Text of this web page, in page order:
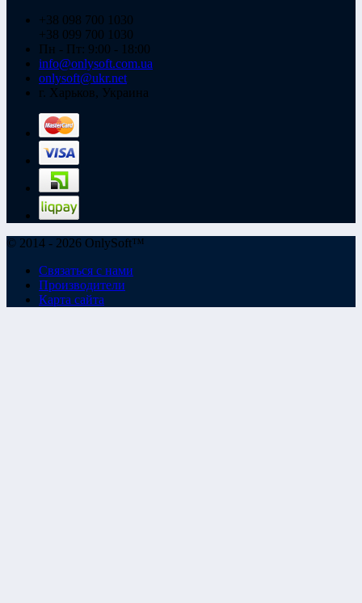
+38 098 700 1030
+38 099 700 1030
Пн - Пт: 9:00 - 18:00
info@onlysoft.com.ua
onlysoft@ukr.net
г. Харьков, Украина
© 2014 - 2026 OnlySoft™
Связаться с нами
Производители
Карта сайта